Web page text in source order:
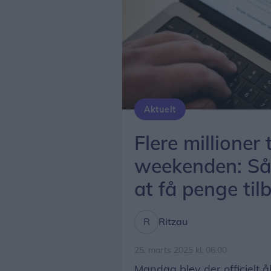
Aktuelt
Flere millioner
weekenden:
at få penge
Ritzau
25. marts 2025 kl. 06.00